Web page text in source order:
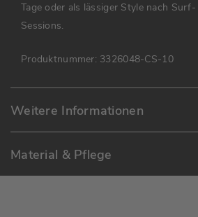
Tage oder als lässiger Style nach
Sessions.
Produktnummer: 3326048-CS-10
Weitere Informationen
Material & Pflege